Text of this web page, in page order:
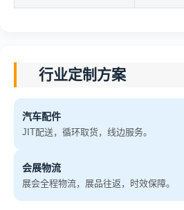
行业定制方案
汽车配件
JIT配送，循环取货，线边服务。
会展物流
展会全程物流，展品往返，时效保障。